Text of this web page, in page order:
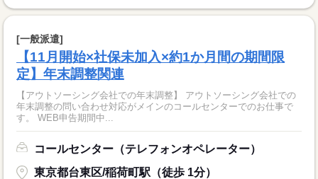
[一般派遣]
【11月開始×社保未加入×約1か月間の期間限
定】年末調整関連
【アウトソーシング会社での年末調整】 アウトソーシング会社での
年末調整の問い合わせ対応がメインのコールセンターでのお仕事で
す。 WEB申告期間中...
コールセンター（テレフォンオペレーター）
東京都台東区/稲荷町駅（徒歩 1分）